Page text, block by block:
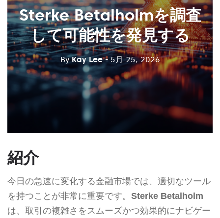
Sterke Betalholmを調査
して可能性を発見する
ByKay Lee - 5月 25, 2026
紹介
今日の急速に変化する金融市場では、適切なツール
を持つことが非常に重要です。 Sterke Betalholm
は、取引の複雑さをスムーズかつ効果的にナビゲー